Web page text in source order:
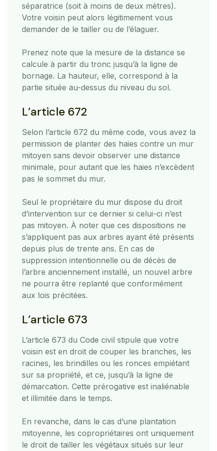
séparatrice (soit à moins de deux mètres).
Votre voisin peut alors légitimement vous
demander de le tailler ou de l’élaguer.
Prenez note que la mesure de la distance se
calcule à partir du tronc jusqu’à la ligne de
bornage. La hauteur, elle, correspond à la
partie située au-dessus du niveau du sol.
L’article 672
Selon l’article 672 du même code, vous avez la
permission de planter des haies contre un mur
mitoyen sans devoir observer une distance
minimale, pour autant que les haies n’excèdent
pas le sommet du mur.
Seul le propriétaire du mur dispose du droit
d’intervention sur ce dernier si celui-ci n’est
pas mitoyen. À noter que ces dispositions ne
s’appliquent pas aux arbres ayant été présents
depuis plus de trente ans. En cas de
suppression intentionnelle ou de décès de
l’arbre anciennement installé, un nouvel arbre
ne pourra être replanté que conformément
aux lois précitées.
L’article 673
L’article 673 du Code civil stipule que votre
voisin est en droit de couper les branches, les
racines, les brindilles ou les ronces empiétant
sur sa propriété, et ce, jusqu’à la ligne de
démarcation. Cette prérogative est inaliénable
et illimitée dans le temps.
En revanche, dans le cas d’une plantation
mitoyenne, les copropriétaires ont uniquement
le droit de tailler les végétaux situés sur leur